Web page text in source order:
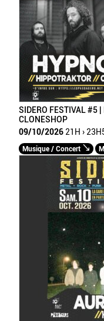
SIDERO FESTIVAL #5
CLONESHOP
09/10/2026 21H ›
Musique / Concert